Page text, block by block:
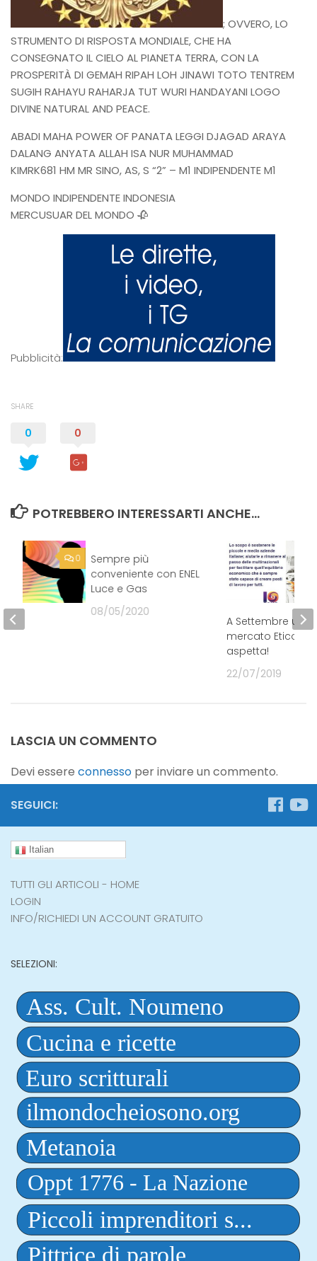
; OVVERO, LO
STRUMENTO DI RISPOSTA MONDIALE, CHE HA
CONSEGNATO IL CIELO AL PIANETA TERRA, CON LA
PROSPERITÀ DI GEMAH RIPAH LOH JINAWI TOTO TENTREM
SUGIH RAHAYU RAHARJA TUT WURI HANDAYANI LOGO
DIVINE NATURAL AND PEACE.
ABADI MAHA POWER OF PANATA LEGGI DJAGAD ARAYA
DALANG ANYATA ALLAH ISA NUR MUHAMMAD
KIMRK681 HM MR SINO, AS, S “2” – M1 INDIPENDENTE M1
MONDO INDIPENDENTE INDONESIA
MERCUSUAR DEL MONDO 🥀
Pubblicità:
SHARE
0 0
POTREBBERO INTERESSARTI ANCHE...
Sempre più
conveniente con ENEL
Luce e Gas
08/05/2020
A Settembre un
mercato Etico ti
aspetta!
22/07/2019
0
LASCIA UN COMMENTO
Devi essere connesso per inviare un commento.
SEGUICI:
Italian
TUTTI GLI ARTICOLI - HOME
LOGIN
INFO/RICHIEDI UN ACCOUNT GRATUITO
SELEZIONI: